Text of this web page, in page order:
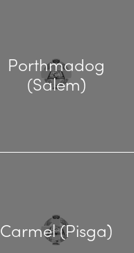
Porthmadog
(Salem)
Carmel (Pisga)